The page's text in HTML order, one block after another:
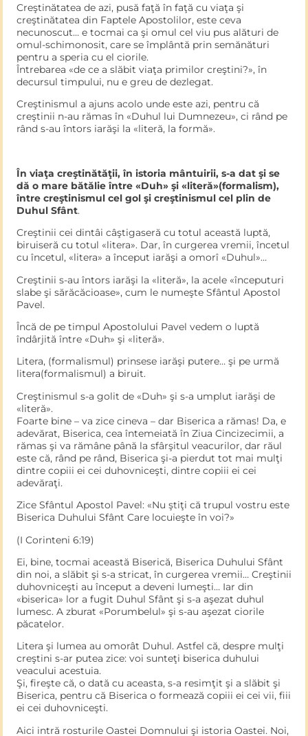
Creştinătatea de azi, pusă faţă în faţă cu viaţa şi
creştinătatea din Faptele Apostolilor, este ceva
necunoscut… e tocmai ca şi omul cel viu pus alături de
omul-schimonosit, care se împlântă prin semănături
pentru a speria cu el ciorile.
Întrebarea «de ce a slăbit viaţa primilor creştini?», în
decursul timpului, nu e greu de dezlegat.
Creştinismul a ajuns acolo unde este azi, pentru că
creştinii n-au rămas în «Duhul lui Dumnezeu», ci rând pe
rând s-au întors iarăşi la «literă, la formă».
În viaţa creştinătăţii, în istoria mântuirii, s-a dat şi se
dă o mare bătălie între «Duh» şi «literă»(formalism),
între creştinismul cel gol şi creştinismul cel plin de
Duhul Sfânt.
Creştinii cei dintâi câştigaseră cu totul această luptă,
biruiseră cu totul «litera». Dar, în curgerea vremii, încetul
cu încetul, «litera» a început iarăşi a omorî «Duhul»…
Creştinii s-au întors iarăşi la «literă», la acele «începuturi
slabe şi sărăcăcioase», cum le numeşte Sfântul Apostol
Pavel.
Încă de pe timpul Apostolului Pavel vedem o luptă
îndârjită între «Duh» şi «literă».
Litera, (formalismul) prinsese iarăşi putere… şi pe urmă
litera(formalismul) a biruit.
Creştinismul s-a golit de «Duh» şi s-a umplut iarăşi de
«literă».
Foarte bine – va zice cineva – dar Biserica a rămas! Da, e
adevărat, Biserica, cea întemeiată în Ziua Cincizecimii, a
rămas şi va rămâne până la sfârşitul veacurilor, dar răul
este că, rând pe rând, Biserica şi-a pierdut tot mai mulţi
dintre copiii ei cei duhovniceşti, dintre copiii ei cei
adevăraţi.
Zice Sfântul Apostol Pavel: «Nu ştiţi că trupul vostru este
Biserica Duhului Sfânt Care locuieşte în voi?»
(I Corinteni 6:19)
Ei, bine, tocmai această Biserică, Biserica Duhului Sfânt
din noi, a slăbit şi s-a stricat, în curgerea vremii… Creştinii
duhovniceşti au început a deveni lumeşti… Iar din
«biserica» lor a fugit Duhul Sfânt şi s-a aşezat duhul
lumesc. A zburat «Porumbelul» şi s-au aşezat ciorile
păcatelor.
Litera şi lumea au omorât Duhul. Astfel că, despre mulţi
creştini s-ar putea zice: voi sunteţi biserica duhului
veacului acestuia.
Şi, fireşte că, o dată cu aceasta, s-a resimţit şi a slăbit şi
Biserica, pentru că Biserica o formează copiii ei cei vii, fiii
ei cei duhovniceşti.
Aici intră rosturile Oastei Domnului şi istoria Oastei. Noi,